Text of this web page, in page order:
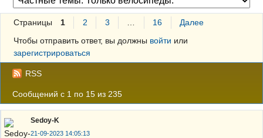
Страницы 1 2 3 16
Далее
Чтобы отправить ответ, вы должны войти или
зарегистрироваться
RSS
Сообщений с 1 по 15 из 235
Sedoy-K
21-09-2023 14:05:13